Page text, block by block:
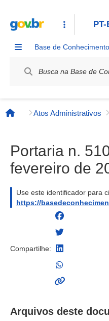
PT-
Base de
Página inicial
Atos Administrativos
Portaria n.
fevereiro de
Use este identificador para
https://
Compartilhe:
Arquivos deste